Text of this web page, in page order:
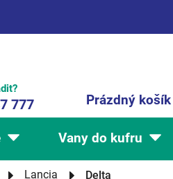
777
Nákupní
košík
Prázdný košík
Vany do kufru
Lancia Delta